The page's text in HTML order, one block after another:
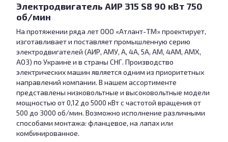
Электродвигатель АИР 315 S8 90 кВт 750
об/мин
На протяжении ряда лет ООО «Атлант-ТМ» проектирует,
изготавливает и поставляет промышленную серию
электродвигателей (АИР, АМУ, А, 4А, 5А, АМ, 4АМ, АМХ,
АО3) по Украине и в страны СНГ. Производство
электрических машин является одним из приоритетных
направлений компании. В нашем ассортименте
представлены низковольтные и высоковольтные модели
мощностью от 0,12 до 5000 кВт с частотой вращения от
500 до 3000 об/мин. Возможно исполнение различными
способами монтажа: фланцевое, на лапах или
комбинированное.